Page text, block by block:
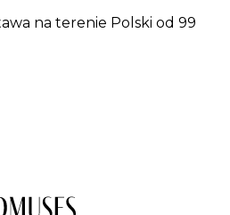
na terenie Polski od 99